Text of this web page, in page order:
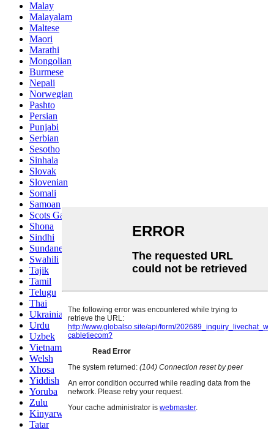
Malay
Malayalam
Maltese
Maori
Marathi
Mongolian
Burmese
Nepali
Norwegian
Pashto
Persian
Punjabi
Serbian
Sesotho
Sinhala
Slovak
Slovenian
Somali
Samoan
Scots Gaelic
Shona
Sindhi
Sundanese
Swahili
Tajik
Tamil
Telugu
Thai
Ukrainian
Urdu
Uzbek
Vietnamese
Welsh
Xhosa
Yiddish
Yoruba
Zulu
Kinyarwanda
Tatar